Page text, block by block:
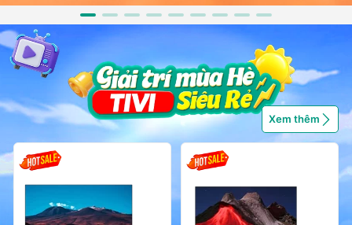
Xem thêm